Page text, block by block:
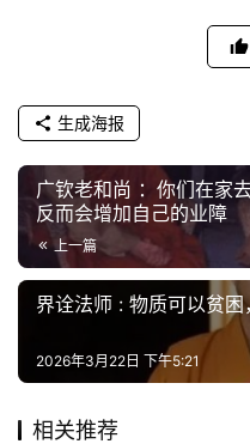
术
政
策
法
规
责
声
明
生成海报
广钦老和尚 ：你们在家
反而会增加自己的业障
上一篇
界诠法师 : 物质可以贫
2026年3月22日 下午5:21
相关推荐